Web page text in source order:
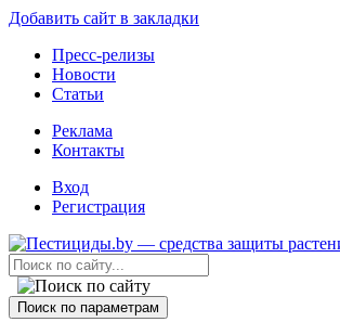
Добавить сайт в закладки
Пресс-релизы
Новости
Статьи
Реклама
Контакты
Вход
Регистрация
Поиск по параметрам